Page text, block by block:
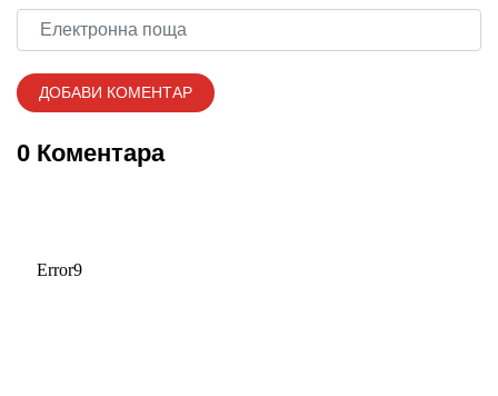
0 Коментара